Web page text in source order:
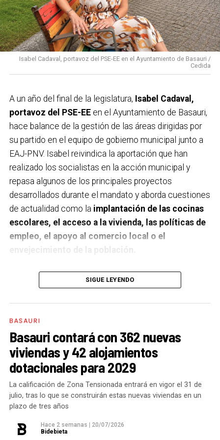
Isabel Cadaval, portavoz del PSE-EE en el Ayuntamiento de Basauri /
Cedida
A un año del final de la legislatura, Isabel Cadaval,
portavoz del PSE-EEen el Ayuntamiento de Basauri,
hace balance de la gestión de las áreas dirigidas por
su partido en el equipo de gobierno municipal junto a
EAJ-PNV. Isabel reivindica la aportación que han
realizado los socialistas en la acción municipal y
repasa algunos de los principales proyectos
desarrollados durante el mandato y aborda cuestiones
de actualidad como la implantación de las cocinas
escolares, el acceso a la vivienda, las políticas de
empleo, el apoyo al comercio local o el
envejecimiento de la población.
A un año de acabar la legislatura, ¿qué balance
haces de la gestión del PSE en tus áreas dentro
del equipo de gobierno y qué proyectos
los gobiernos sirve para transformar y mejorar la vida
de las personas y, por eso, tan importante como la
gestión en las áreas de nuestra responsabilidad es la
impronta que marcamos en cuáles son las prioridades
del equipo de gobierno.
En ese sentido, destacaría la construcción de
ascensores para garantizar la accesibilidad entre El
SIGUE LEYENDO
BASAURI
Basauri contará con 362 nuevas
viviendas y 42 alojamientos
dotacionales para 2029
La calificación de Zona Tensionada entrará en vigor el 31 de
julio, tras lo que se construirán estas nuevas viviendas en un
plazo de tres años
Hace 2 semanas | 20/07/2026
Bidebieta